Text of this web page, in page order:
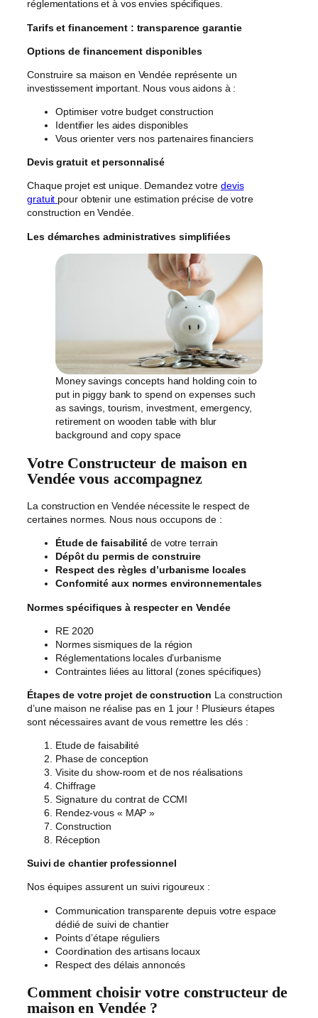
réglementations et à vos envies spécifiques.
Tarifs et financement : transparence garantie
Options de financement disponibles
Construire sa maison en Vendée représente un
investissement important. Nous vous aidons à :
Optimiser votre budget construction
Identifier les aides disponibles
Vous orienter vers nos partenaires financiers
Devis gratuit et personnalisé
Chaque projet est unique. Demandez votre devis
gratuit pour obtenir une estimation précise de votre
construction en Vendée.
Les démarches administratives simplifiées
Money savings concepts hand holding coin to
put in piggy bank to spend on expenses such
as savings, tourism, investment, emergency,
retirement on wooden table with blur
background and copy space
Votre Constructeur de maison en
Vendée vous accompagnez
La construction en Vendée nécessite le respect de
certaines normes. Nous nous occupons de :
Étude de faisabilité de votre terrain
Dépôt du permis de construire
Respect des règles d’urbanisme locales
Conformité aux normes environnementales
Normes spécifiques à respecter en Vendée
RE 2020
Normes sismiques de la région
Réglementations locales d’urbanisme
Contraintes liées au littoral (zones spécifiques)
Étapes de votre projet de construction La construction
d’une maison ne réalise pas en 1 jour ! Plusieurs étapes
sont nécessaires avant de vous remettre les clés :
Etude de faisabilité
Phase de conception
Visite du show-room et de nos réalisations
Chiffrage
Signature du contrat de CCMI
Rendez-vous « MAP »
Construction
Réception
Suivi de chantier professionnel
Nos équipes assurent un suivi rigoureux :
Communication transparente depuis votre espace
dédié de suivi de chantier
Points d’étape réguliers
Coordination des artisans locaux
Respect des délais annoncés
Comment choisir votre constructeur de
maison en Vendée ?